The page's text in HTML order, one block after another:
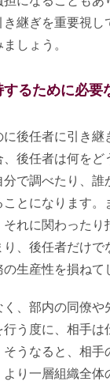
継ぎを重要視
しょう。
るために必要
後任者に引き継
後任者は何をど
で調べたり、
とになります。
れに関わったり
、後任者だけで
生産性を損ねて
、部内の同僚
う度に、相手は
そうなると、相
より一層組織全